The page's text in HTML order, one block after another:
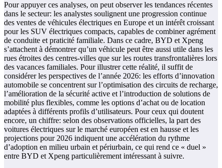
Pour appuyer ces analyses, on peut observer les tendances récentes
dans le secteur: les analystes soulignent une progression continue
des ventes de véhicules électriques en Europe et un intérêt croissant
pour les SUV électriques compacts, capables de combiner agrément
de conduite et praticité familiale. Dans ce cadre, BYD et Xpeng
s’attachent à démontrer qu’un véhicule peut être aussi utile dans les
rues étroites des centres-villes que sur les routes transfrontalières lors
des vacances familiales. Pour illustrer cette réalité, il suffit de
considérer les perspectives de l’année 2026: les efforts d’innovation
automobile se concentrent sur l’optimisation des circuits de recharge,
l’amélioration de la sécurité active et l’introduction de solutions de
mobilité plus flexibles, comme les options d’achat ou de location
adaptées à différents profils d’utilisateurs. Pour ceux qui doutent
encore, un chiffre: selon des observations officielles, la part des
voitures électriques sur le marché européen est en hausse et les
projections pour 2026 indiquent une accélération du rythme
d’adoption en milieu urbain et périurbain, ce qui rend ce « duel »
entre BYD et Xpeng particulièrement intéressant à suivre.